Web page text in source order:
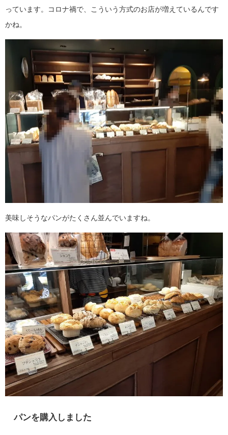
っています。コロナ禍で、こういう方式のお店が増えているんです
かね。
美味しそうなパンがたくさん並んでいますね。
パンを購入しました